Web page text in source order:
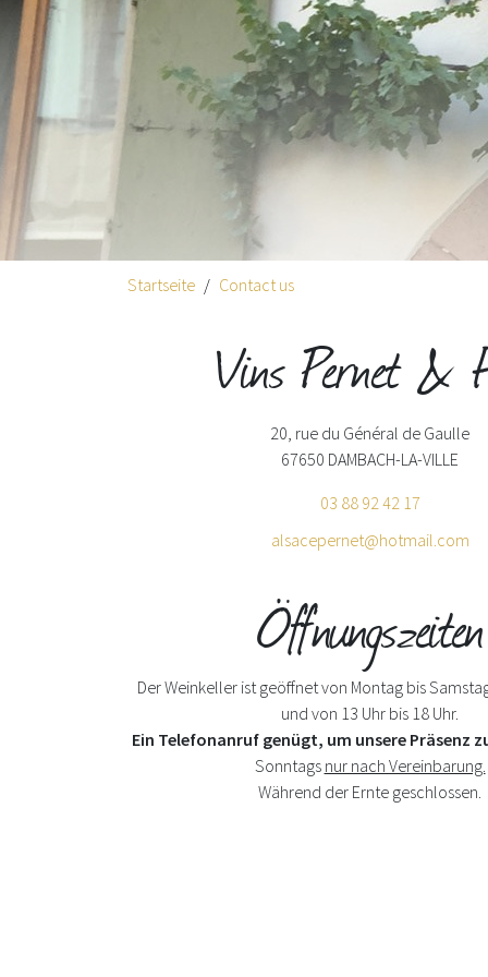
Startseite Contact us
Vins Pernet &
20, rue du Général de Gaulle
67650 DAMBACH-LA-VILLE
03 88 92 42 17
alsacepernet@hotmail.com
Öffnungszeiten
Der Weinkeller ist geöffnet von Montag bis
und von 13 Uhr bis 18 Uhr.
Ein Telefonanruf genügt, um unsere Präsenz
Sonntags nur nach Vereinbarung.
Während der Ernte geschlossen.